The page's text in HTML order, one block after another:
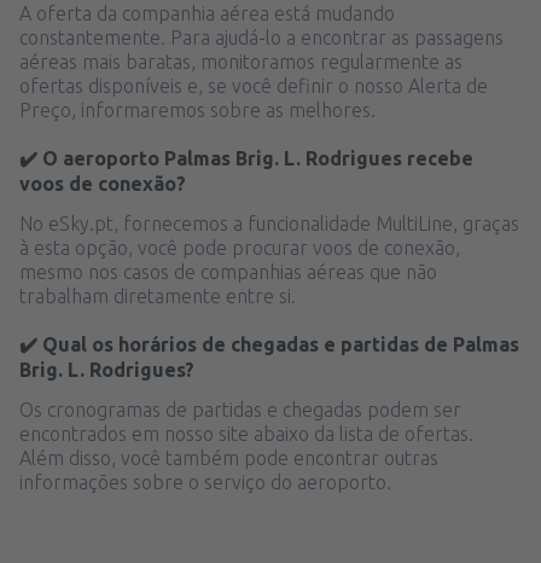
A oferta da companhia aérea está mudando
constantemente. Para ajudá-lo a encontrar as passagens
aéreas mais baratas, monitoramos regularmente as
ofertas disponíveis e, se você definir o nosso Alerta de
Preço, informaremos sobre as melhores.
✔️ O aeroporto Palmas Brig. L. Rodrigues recebe
voos de conexão?
No eSky.pt, fornecemos a funcionalidade MultiLine, graças
à esta opção, você pode procurar voos de conexão,
mesmo nos casos de companhias aéreas que não
trabalham diretamente entre si.
✔️ Qual os horários de chegadas e partidas de Palmas
Brig. L. Rodrigues?
Os cronogramas de partidas e chegadas podem ser
encontrados em nosso site abaixo da lista de ofertas.
Além disso, você também pode encontrar outras
informações sobre o serviço do aeroporto.